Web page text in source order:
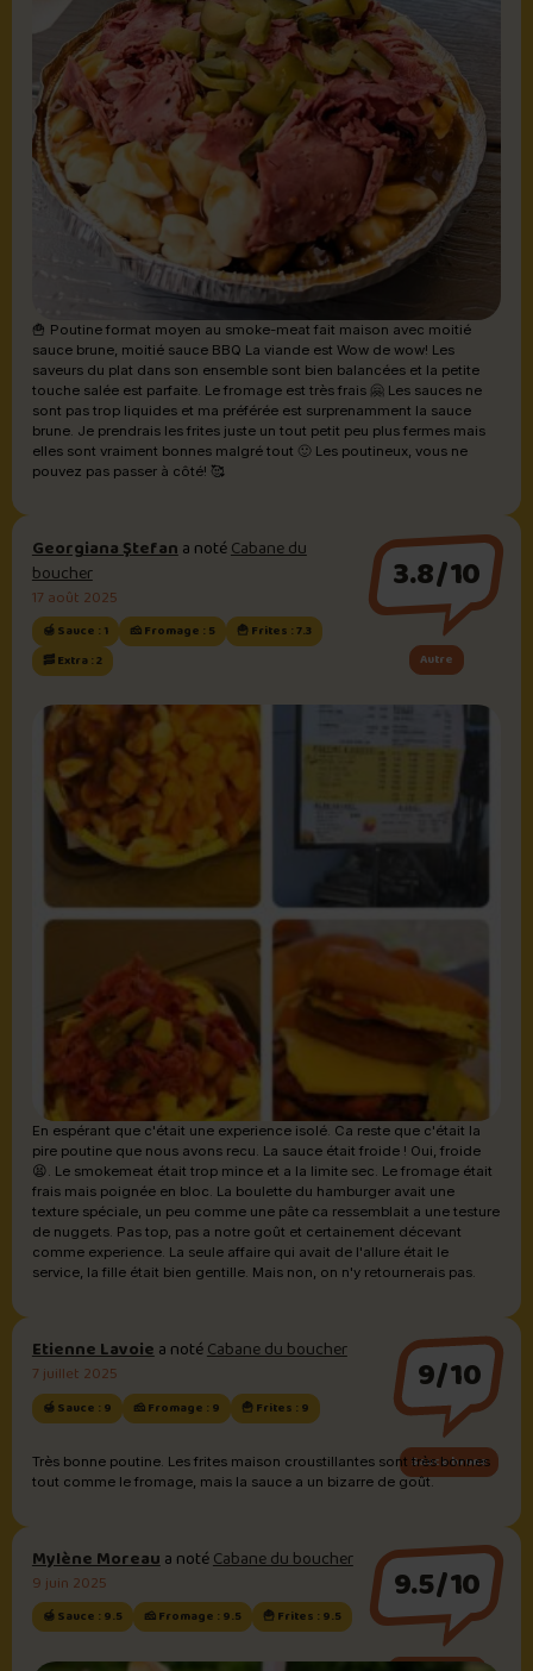
🍟 Poutine format moyen au smoke-meat fait maison avec moitié
sauce brune, moitié sauce BBQ La viande est Wow de wow! Les
saveurs du plat dans son ensemble sont bien balancées et la petite
touche salée est parfaite. Le fromage est très frais 🤗 Les sauces ne
sont pas trop liquides et ma préférée est surprenamment la sauce
brune. Je prendrais les frites juste un tout petit peu plus fermes mais
elles sont vraiment bonnes malgré tout 🙂 Les poutineux, vous ne
pouvez pas passer à côté! 🥰
Georgiana Ştefana notéCabane du
boucher
17 août 2025
🍯 Sauce : 1 🧀 Fromage : 5
🍟 Frites : 7.3
🥓 Extra : 2
3.8/10
Autre
En espérant que c'était une experience isolé. Ca reste que c'était la
pire poutine que nous avons recu. La sauce était froide ! Oui, froide
😫. Le smokemeat était trop mince et a la limite sec. Le fromage était
frais mais poignée en bloc. La boulette du hamburger avait une
texture spéciale, un peu comme une pâte ca ressemblait a une testure
de nuggets. Pas top, pas a notre goût et certainement décevant
comme experience. La seule affaire qui avait de l'allure était le
service, la fille était bien gentille. Mais non, on n'y retournerais pas.
Etienne Lavoiea notéCabane du boucher
7 juillet 2025
🍯 Sauce : 9 🧀 Fromage : 9 🍟 Frites : 9
9/10
Sauce brune
Très bonne poutine. Les frites maison croustillantes sont très bonnes
tout comme le fromage, mais la sauce a un bizarre de goût.
Mylène Moreaua notéCabane du boucher
9 juin 2025
🍯 Sauce : 9.5 🧀 Fromage : 9.5 🍟 Frites : 9.5
9.5/10